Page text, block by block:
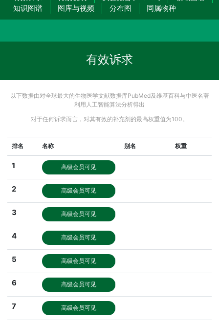
知识图谱
图库与视频 分布图 同属物种
有效诉求
以下数据由对全球最大的生物医学文献数据库PubMed及维基百科与中医名著
利用人工智能算法分析得出
对于任何诉求而言，对其有效的补充剂的最高权重值为100。
排名 名称 别名 权重
1 高级会员可见
2 高级会员可见
3 高级会员可见
4 高级会员可见
5 高级会员可见
6 高级会员可见
7 高级会员可见